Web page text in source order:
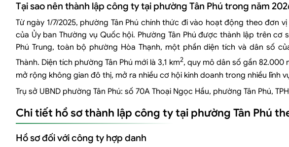
Tại sao nên thành lập công ty tại phường Tân Phú trong năm
Từ ngày 1/7/2025, phường Tân Phú chính thức đi vào hoạt động theo đơn
của Ủy ban Thường vụ Quốc hội. Phường Tân Phú được thành lập trên
Phú Trung, toàn bộ phường Hòa Thạnh, một phần diện tích và dân số
Thành. Diện tích phường Tân Phú mới là 3,1 km2, quy mô dân số gần 82.000
mở rộng không gian đô thị, mở ra nhiều cơ hội kinh doanh trong nhiều lĩnh
Trụ sở UBND phường Tân Phú: số 70A Thoại Ngọc Hầu, phường Tân Phú,
Chi tiết hồ sơ thành lập công ty tại phường Tân Phú
Hồ sơ đối với công ty hợp danh